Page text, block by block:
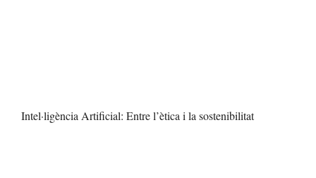
Intel·ligència Artificial: Entre l’ètica i la sostenibilitat